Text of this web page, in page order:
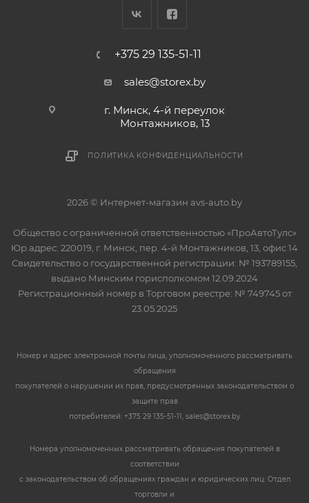
+375 29 135-51-11
sales@storex.by
г. Минск, 4-й переулок
Монтажников, 13
ПОЛИТИКА КОНФИДЕНЦИАЛЬНОСТИ
2026 © Интернет-магазин avs-auto.by
Общество с ограниченной ответственностью «ПроАвтоТулс»
Юр.адрес: 220019, г. Минск, пер. 4-й Монтажников, 13, офис 14
Свидетельство о государственной регистрации: № 193789155,
выдано Минским горисполкомом 12.09.2024
Регистрационный номер в Торговом реестре: № 749745 от
23.05.2025
Номер и адрес электронной почты лица, уполномоченного рассматривать
обращения
покупателей о нарушении их прав, предусмотренных законодательством о
защите прав
потребителей: +375 29 135-51-11, sales@storex.by
Номера уполномоченных рассматривать обращения покупателей в
соответствии
с законодательством об обращениях граждан и юридических лиц: Отдел
торговли и